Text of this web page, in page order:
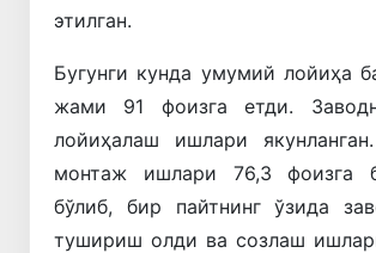
этилган.
Бугунги кунда умумий лойиҳа
жами 91 фоизга етди.
лойиҳалаш ишлари
монтаж ишлари 76,3 фоизга
бўлиб, бир пайтнинг ўзида
тушириш олди ва созлаш